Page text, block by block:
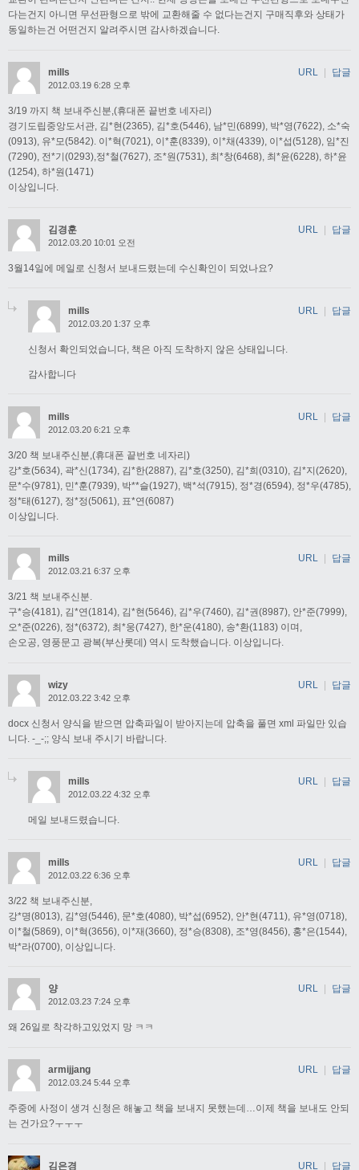
다는건지 아니면 무선판형으로 밖에 교환해줄 수 없다는건지 구매직후와 상태가
동일하는건 어떤건지 알려주시면 감사하겠습니다.
mills
2012.03.19 6:28 오후
3/19 까지 책 보내주신분,(휴대폰 끝번호 네자리)
경기도립중앙도서관, 김*현(2365), 김*호(5446), 남*민(6899), 박*영(7622), 소*숙
(0913), 유*모(5842). 이*혁(7021), 이*훈(8339), 이*채(4339), 이*섭(5128), 임*진
(7290), 전*기(0293),정*철(7627), 조*원(7531), 최*창(6468), 최*윤(6228), 하*윤
(1254), 하*원(1471)
이상입니다.
URL 답글
김경훈
2012.03.20 10:01 오전
3월14일에 메일로 신청서 보내드렸는데 수신확인이 되었나요?
URL 답글
mills
2012.03.20 1:37 오후
신청서 확인되었습니다, 책은 아직 도착하지 않은 상태입니다.
감사합니다
URL | 답글
mills
2012.03.20 6:21 오후
3/20 책 보내주신분,(휴대폰 끝번호 네자리)
강*호(5634), 곽*신(1734), 김*한(2887), 김*호(3250), 김*희(0310), 김*지(2620),
문*수(9781), 민*훈(7939), 박**슬(1927), 백*석(7915), 정*경(6594), 정*우(4785),
정*태(6127), 정*정(5061), 표*연(6087)
이상입니다.
URL | 답글
mills
2012.03.21 6:37 오후
3/21 책 보내주신분.
구*승(4181), 김*연(1814), 김*현(5646), 김*우(7460), 김*권(8987), 안*준(7999),
오*준(0226), 정*(6372), 최*웅(7427), 한*운(4180), 송*환(1183) 이며,
손오공, 영풍문고 광복(부산롯데) 역시 도착했습니다. 이상입니다.
URL 답글
wizy
2012.03.22 3:42 오후
docx 신청서 양식을 받으면 압축파일이 받아지는데 압축을 풀면 xml 파일만 있습
니다. -_-;; 양식 보내 주시기 바랍니다.
URL 답글
mills
2012.03.22 4:32 오후
메일 보내드렸습니다.
URL | 답글
mills
2012.03.22 6:36 오후
3/22 책 보내주신분,
강*명(8013), 김*영(5446), 문*호(4080), 박*섭(6952), 안*현(4711), 유*영(0718),
이*철(5869), 이*혁(3656), 이*재(3660), 정*승(8308), 조*영(8456), 홍*은(1544),
박*라(0700), 이상입니다.
URL | 답글
양
2012.03.23 7:24 오후
왜 26일로 착각하고있었지 망 ㅋㅋ
URL 답글
armijjang
2012.03.24 5:44 오후
주중에 사정이 생겨 신청은 해놓고 책을 보내지 못했는데…이제 책을 보내도 안되
는 건가요?ㅜㅜㅜ
URL 답글
김은경 URL 답글